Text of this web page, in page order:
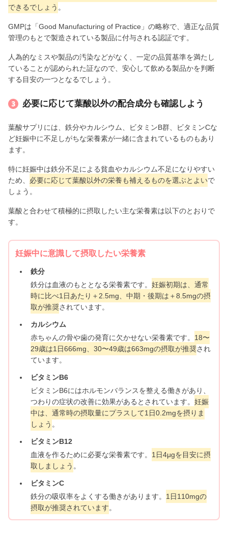
できるでしょう 。
GMPは「Good Manufacturing of Practice」の略称で、適正な品質
管理のもとで製造されている製品に付与される認証です。
人為的なミスや製品の汚染などがなく、一定の品質基準を満たし
ていることが認められた証なので、安心して飲める製品かを判断
する目安の一つとなるでしょう。
必要に応じて葉酸以外の配合成分も確認しよう
葉酸サプリには、鉄分やカルシウム、ビタミンB群、ビタミンCな
ど妊娠中に不足しがちな栄養素が一緒に含まれているものもあり
ます。
特に妊娠中は鉄分不足による貧血やカルシウム不足になりやすい
ため、 必要に応じて葉酸以外の栄養も補えるものを選ぶとよいで
しょう。
葉酸と合わせて積極的に摂取したい主な栄養素は以下のとおりで
す。
妊娠中に意識して摂取したい栄養素
鉄分
鉄分は血液のもととなる栄養素です。 妊娠初期は、通常
時に比べ1日あたり＋2.5mg、中期・後期は＋8.5mgの摂
取が推奨されています。
カルシウム
赤ちゃんの骨や歯の発育に欠かせない栄養素です。 18〜
29歳は1日666mg、30〜49歳は663mgの摂取が推奨され
ています。
ビタミンB6
ビタミンB6にはホルモンバランスを整える働きがあり、
つわりの症状の改善に効果があるとされています。 妊娠
中は、通常時の摂取量にプラスして1日0.2mgを摂りま
しょう 。
ビタミンB12
血液を作るために必要な栄養素です。 1日4μgを目安に摂
取しましょう 。
ビタミンC
鉄分の吸収率をよくする働きがあります。 1日110mgの
摂取が推奨されています。